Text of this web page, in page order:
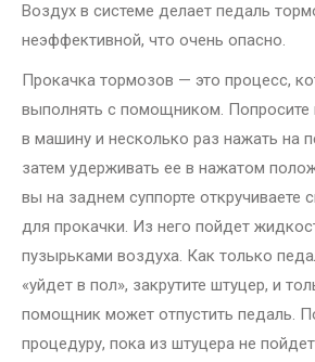
Воздух в системе делает педаль
неэффективной, что очень опасно.
Прокачка тормозов — это процесс,
выполнять с помощником. Попросите
в машину и несколько раз нажать на
затем удерживать ее в нажатом
вы на заднем суппорте откручиваете
для прокачки. Из него пойдет
пузырьками воздуха. Как только
«уйдет в пол», закрутите штуцер, и
помощник может отпустить педаль.
процедуру, пока из штуцера не